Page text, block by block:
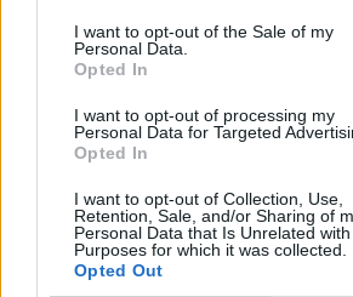
I want to opt-out of the Sale of my
Personal Data.
Opted In
I want to opt-out of processing my
Personal Data for Targeted
Opted In
I want to opt-out of Collection, Use,
Retention, Sale, and/or Sharing of
Personal Data that Is Unrelated
Purposes for which it was collected.
Opted Out
Ακολουθήστε το Pink.gr στο
Ακολουθήστε το Pink.gr και